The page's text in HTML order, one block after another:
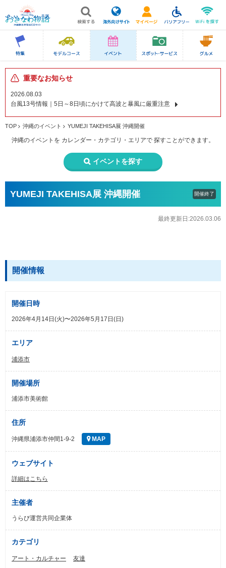
重要なお知らせ
2026.08.03
台風13号情報｜5日～8日頃にかけて高波と暴風に厳重注意
TOP 沖縄のイベント YUMEJI TAKEHISA展 沖縄開催
沖縄のイベントを カレンダー・カテゴリ・エリアで 探すことができます。
イベントを探す
YUMEJI TAKEHISA展 沖縄開催 開催終了
最終更新日:2026.03.06
開催情報
開催日時
2026年4月14日(火)〜2026年5月17日(日)
エリア
浦添市
開催場所
浦添市美術館
住所
沖縄県浦添市仲間1-9-2 MAP
ウェブサイト
詳細はこちら
主催者
うらび運営共同企業体
カテゴリ
アート・カルチャー 友達